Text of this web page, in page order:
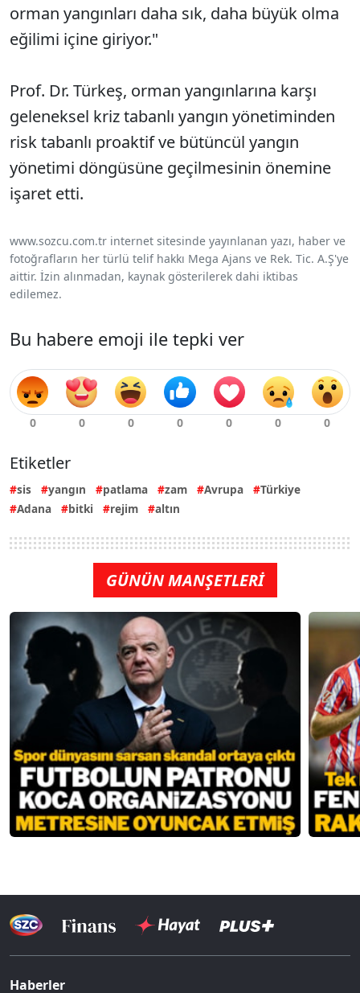
orman yangınları daha sık, daha büyük olma
eğilimi içine giriyor."
Prof. Dr. Türkeş, orman yangınlarına karşı
geleneksel kriz tabanlı yangın yönetiminden
risk tabanlı proaktif ve bütüncül yangın
yönetimi döngüsüne geçilmesinin önemine
işaret etti.
www.sozcu.com.tr internet sitesinde yayınlanan yazı, haber ve
fotoğrafların her türlü telif hakkı Mega Ajans ve Rek. Tic. A.Ş'ye
aittir. İzin alınmadan, kaynak gösterilerek dahi iktibas
edilemez.
Bu habere emoji ile tepki ver
Etiketler
sis yangın patlama zam Avrupa
Türkiye
Adana
bitki rejim altın
GÜNÜN MANŞETLERİ
Haberler